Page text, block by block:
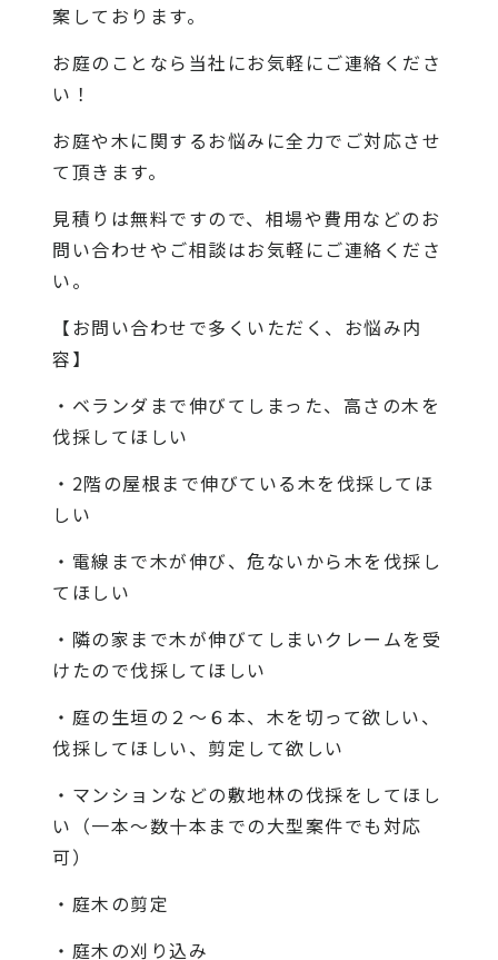
案しております。
お庭のことなら当社にお気軽にご連絡くださ
い！
お庭や木に関するお悩みに全力でご対応させ
て頂きます。
見積りは無料ですので、相場や費用などのお
問い合わせやご相談はお気軽にご連絡くださ
い。
【お問い合わせで多くいただく、お悩み内
容】
・ベランダまで伸びてしまった、高さの木を
伐採してほしい
・2階の屋根まで伸びている木を伐採してほ
しい
・電線まで木が伸び、危ないから木を伐採し
てほしい
・隣の家まで木が伸びてしまいクレームを受
けたので伐採してほしい
・庭の生垣の２〜６本、木を切って欲しい、
伐採してほしい、剪定して欲しい
・マンションなどの敷地林の伐採をしてほし
い（一本〜数十本までの大型案件でも対応
可）
・庭木の剪定
・庭木の刈り込み